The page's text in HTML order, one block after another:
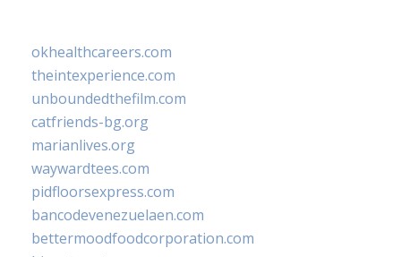
okhealthcareers.com
theintexperience.com
unboundedthefilm.com
catfriends-bg.org
marianlives.org
waywardtees.com
pidfloorsexpress.com
bancodevenezuelaen.com
bettermoodfoodcorporation.com